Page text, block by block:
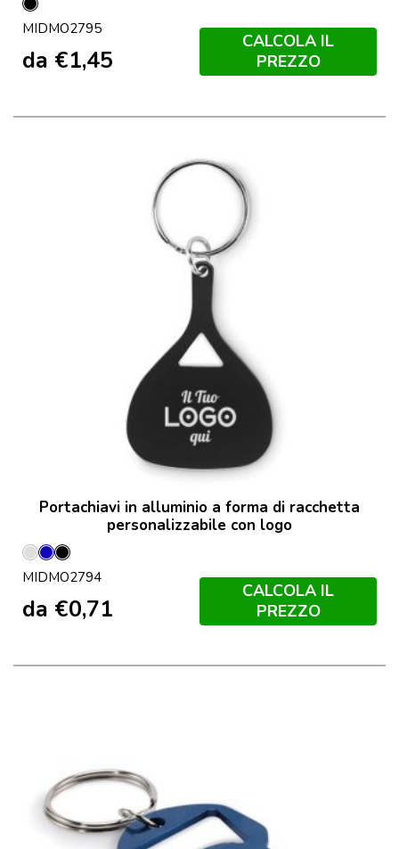
Bianco
/
Nero
MIDMO2795
da €1,45
CALCOLA IL
PREZZO
Portachiavi in alluminio a forma di racchetta
personalizzabile con logo
Argento
Opaco
BluNero
MIDMO2794
da €0,71
CALCOLA IL
PREZZO